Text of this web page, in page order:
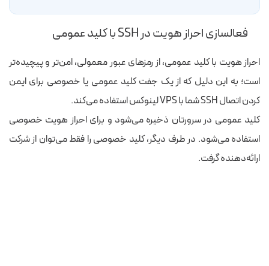
فعالسازی احراز هویت در SSH با کلید عمومی
احراز هویت با کلید عمومی، از رمزهای عبور معمولی، امن‌تر و پیچیده‌‌تر
است؛ به این دلیل که از یک جفت کلید عمومی یا خصوصی برای ایمن
کردن اتصال SSH شما با VPS لینوکس استفاده می‌کند.
کلید عمومی در سرورتان ذخیره می‌شود و برای احراز هویت خصوصی
استفاده می‌شود. در طرف دیگر، کلید خصوصی را فقط می‌توان از شرکت
ارائه‌دهنده گرفت.